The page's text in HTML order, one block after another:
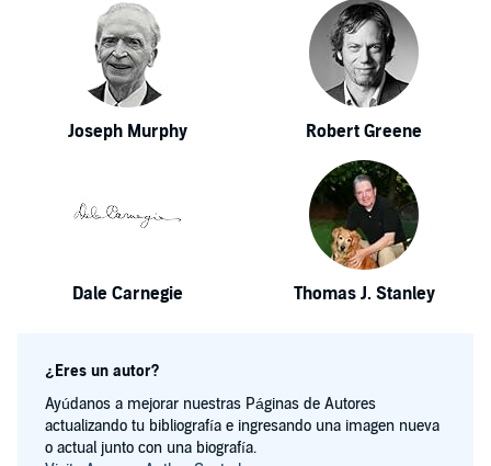
Joseph Murphy Robert Greene
Dale Carnegie Thomas J. Stanley
¿Eres un autor?
Ayúdanos a mejorar nuestras Páginas de Autores
actualizando tu bibliografía e ingresando una imagen nueva
o actual junto con una biografía.